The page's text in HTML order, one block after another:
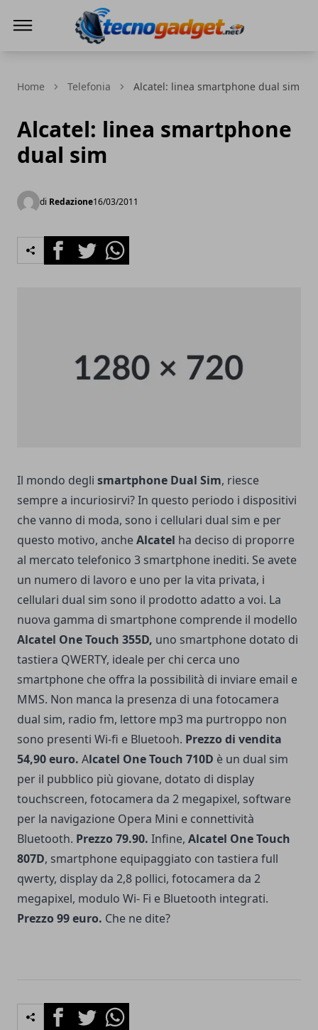
Home Telefonia Alcatel: linea smartphone dual sim
Alcatel: linea smartphone
dual sim
di Redazione16/03/2011
FacebookTwitterWhatsapp
Il mondo degli smartphone Dual Sim, riesce
sempre a incuriosirvi? In questo periodo i dispositivi
che vanno di moda, sono i cellulari dual sim e per
questo motivo, ancheAlcatel ha deciso di proporre
al mercato telefonico 3 smartphone inediti. Se avete
un numero di lavoro e uno per la vita privata, i
cellulari dual sim sono il prodotto adatto a voi. La
nuova gamma di smartphone comprende il modello
Alcatel One Touch 355D, uno smartphone dotato di
tastiera QWERTY, ideale per chi cerca uno
smartphone che offra la possibilità di inviare email e
MMS. Non manca la presenza di una fotocamera
dual sim, radio fm, lettore mp3 ma purtroppo non
sono presenti Wi-fi e Bluetooh. Prezzo di vendita
54,90 euro. Alcatel One Touch 710D è un dual sim
per il pubblico più giovane, dotato di display
touchscreen, fotocamera da 2 megapixel, software
per la navigazione Opera Mini e connettività
Bluetooth. Prezzo 79.90. Infine, Alcatel One Touch
807D, smartphone equipaggiato con tastiera full
qwerty, display da 2,8 pollici, fotocamera da 2
megapixel, modulo Wi- Fi e Bluetooth integrati.
Prezzo 99 euro. Che ne dite?
FacebookTwitterWhatsapp